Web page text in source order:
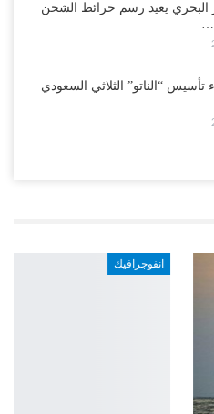
البحري يعيد رسم خرائط الشحن
“الناتو” الثلاثي السعودي